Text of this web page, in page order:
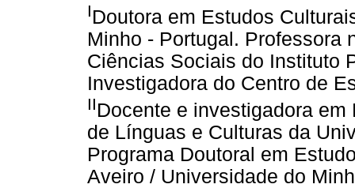
IDoutora em Estudos
Minho - Portugal. Professora
Ciências Sociais do Instituto
Investigadora do Centro de
IIDocente e investigadora
de Línguas e Culturas da
Programa Doutoral em
Aveiro / Universidade do